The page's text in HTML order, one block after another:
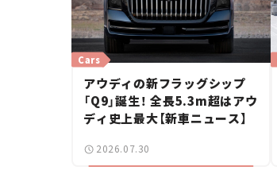
Cars
アウディの新フラッグシップ
「Q9」誕生！ 全長5.3m超はアウ
ディ史上最大【新車ニュース】
2026.07.30